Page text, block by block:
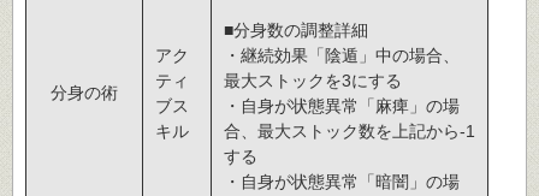
分身の術
アク
ティ
ブス
キル
■分身数の調整詳細
・継続効果「陰遁」中の場合、
最大ストックを3にする
・自身が状態異常「麻痺」の場
合、最大ストック数を上記から-1
する
・自身が状態異常「暗闇」の場